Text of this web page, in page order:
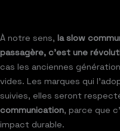
À notre sens, la slow
passagère, c’est une
cas les anciennes
vides. Les marques qui
suivies, elles seront
communication, parce que
impact durable.